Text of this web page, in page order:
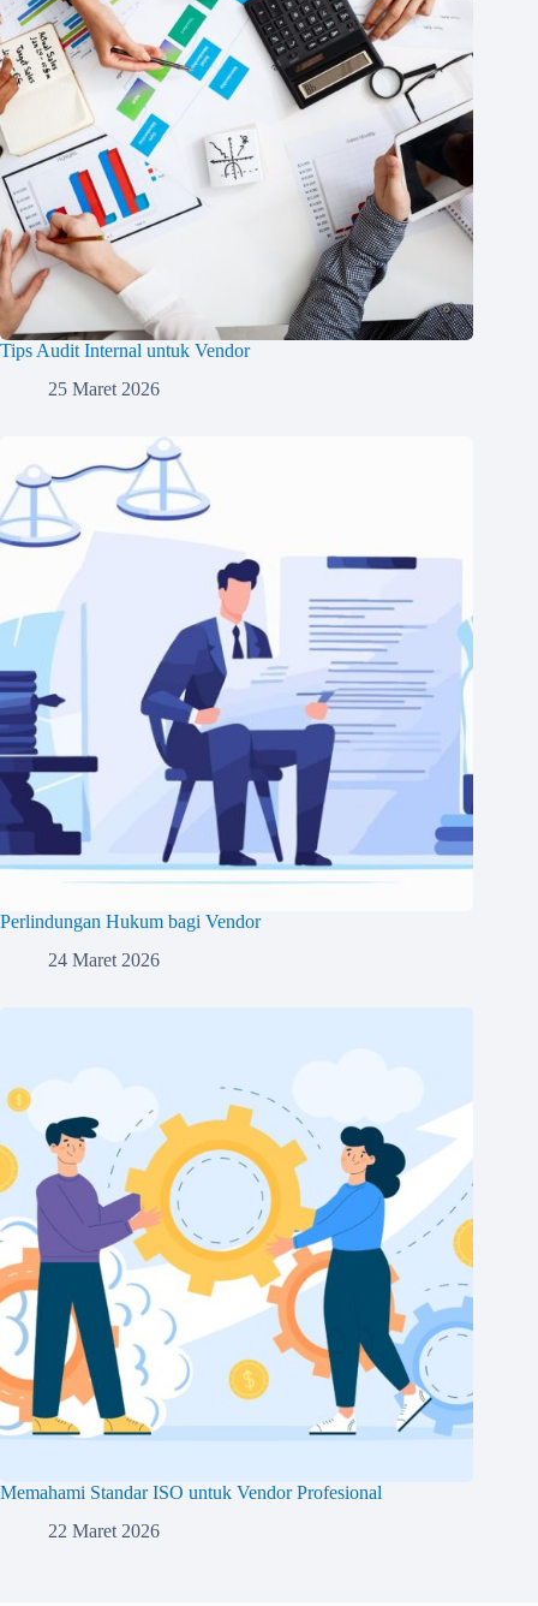
Tips Audit Internal untuk Vendor
25 Maret 2026
Perlindungan Hukum bagi Vendor
24 Maret 2026
Memahami Standar ISO untuk Vendor Profesional
22 Maret 2026